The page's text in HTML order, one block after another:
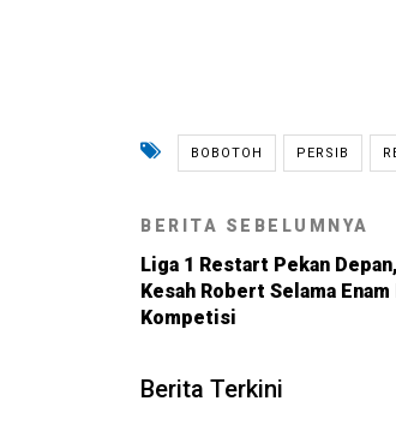
BOBOTOH PERSIB
BERITA SEBELUMNYA
Liga 1 Restart Pekan
Kesah Robert Selama
Kompetisi
Berita Terkini